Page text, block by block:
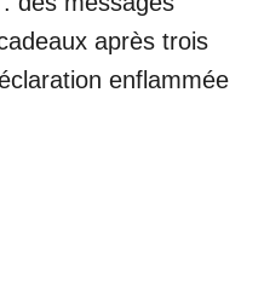
après trois
enflammée